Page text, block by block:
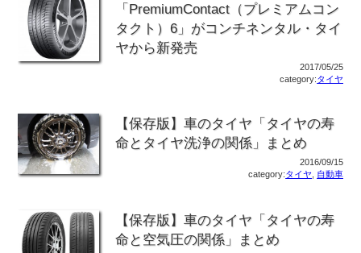
「PremiumContact（プレミアムコン
タクト）6」がコンチネンタル・タイ
ヤから新発売
2017/05/25
category:タイヤ
【保存版】車のタイヤ「タイヤの寿
命とタイヤ洗浄の関係」まとめ
2016/09/15
category:タイヤ 自動車
【保存版】車のタイヤ「タイヤの寿
命と空気圧の関係」まとめ